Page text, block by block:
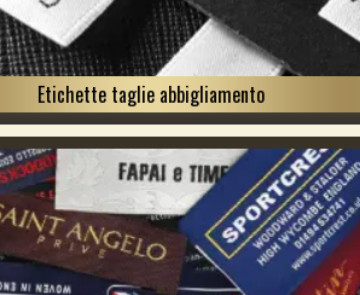
Etichette taglie abbigliamento